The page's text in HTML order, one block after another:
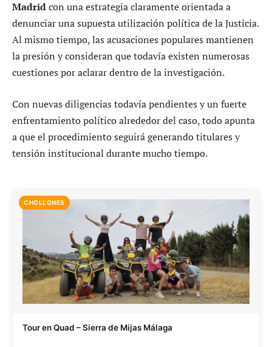
Madridcon una estrategia claramente orientada a
denunciar una supuesta utilización política de la Justicia.
Al mismo tiempo, las acusaciones populares mantienen
la presión y consideran que todavía existen numerosas
cuestiones por aclarar dentro de la investigación.
Con nuevas diligencias todavía pendientes y un fuerte
enfrentamiento político alrededor del caso, todo apunta
a que el procedimiento seguirá generando titulares y
tensión institucional durante mucho tiempo.
CHOLLONES
Tour en Quad – Sierra de Mijas Málaga